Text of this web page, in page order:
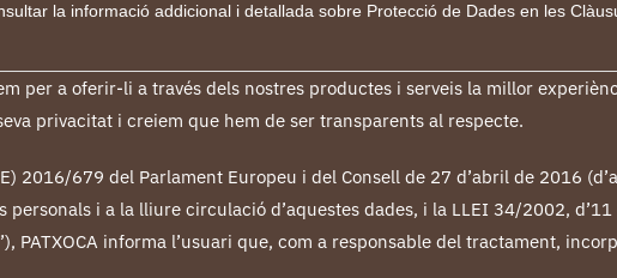
la informació addicional i detallada sobre Protecció de Dades en les
per a oferir-li a través dels nostres productes i serveis la millor
privacitat i creiem que hem de ser transparents al respecte.
2016/679 del Parlament Europeu i del Consell de 27 d’abril de 2016
i a la lliure circulació d’aquestes dades, i la LLEI 34/2002,
PATXOCA informa l’usuari que, com a responsable del tractament,